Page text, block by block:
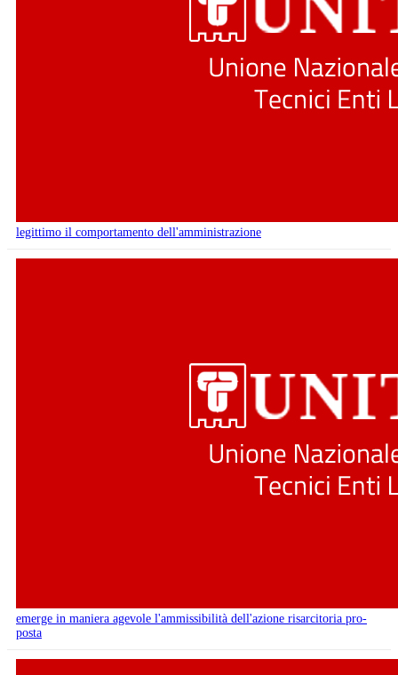
legittimo il comportamento dell'amministrazione
emerge in maniera agevole l'ammissibilità dell'azione risarcitoria pro-
posta